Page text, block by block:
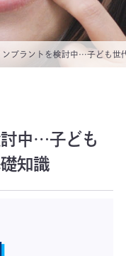
ンプラントを検討中…子ども世
中…子ども
知識